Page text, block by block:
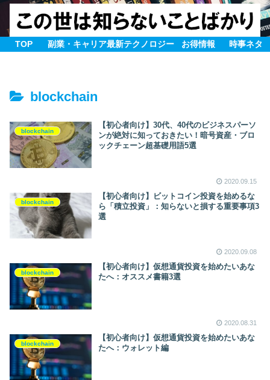
TOP 副業・キャリア最新テクノロジー お得情報 時事ネタ
blockchain
blockchain
【初心者向け】30代、40代のビジネスパーソ
ンが絶対に知っておきたい！暗号資産・ブロ
ックチェーン超基礎用語5選
2020.09.15
blockchain
【初心者向け】ビットコイン投資を始めるな
ら「積立投資」：知らないと損する重要事項3
選
2020.09.08
blockchain
【初心者向け】仮想通貨投資を始めたいあな
たへ：オススメ書籍3選
2020.08.31
blockchain
【初心者向け】仮想通貨投資を始めたいあな
たへ：ウォレット編